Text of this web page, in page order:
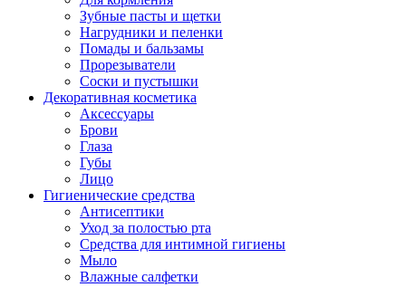
Зубные пасты и щетки
Нагрудники и пеленки
Помады и бальзамы
Прорезыватели
Соски и пустышки
Декоративная косметика
Аксессуары
Брови
Глаза
Губы
Лицо
Гигиенические средства
Антисептики
Уход за полостью рта
Средства для интимной гигиены
Мыло
Влажные салфетки